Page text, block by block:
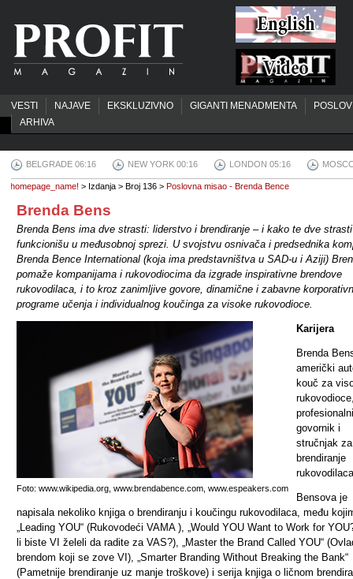
VESTI NAJAVE EKSKLUZIVNO GIGANTI MENADMENTA
ARHIVA
BELGRADE 06:16 NEW YORK 00:16 LONDON 05:16
homepage_name! > Izdanja > Broj 136 > Poslovna misao - Brenda Bence
Brenda Bens
Brenda Bens ima dve strasti: liderstvo i brendiranje – i kako te dve strasti
funkcionišu u međusobnoj sprezi. U svojstvu osnivača i predsednika
Brenda Bence International (koja ima predstavništva u SAD-u i Aziji)
pomaže kompanijama i rukovodiocima da izgrade inspirativne brendove
rukovodilaca, i to kroz zanimljive govore, dinamične i zabavne
programe učenja i individualnog koučinga za visoke rukovodioce.
Foto: www.wikipedia.org, www.brendabence.com, www.espeakers.com
Karijera
Brenda
američki
kouč za
profesionalni
govornik i
stručnjak za
brendiranje
Bensova je
napisala nekoliko knjiga o brendiranju i koučingu rukovodilaca, među
„Leading YOU“ (Rukovodeći VAMA ), „Would YOU Want to Work for
li biste VI želeli da radite za VAS?), „Master the Brand Called YOU“
brendom koji se zove VI), „Smarter Branding Without Breaking the Bank“
(Pametnije brendiranje uz manje troškove) i serija knjiga o ličnom